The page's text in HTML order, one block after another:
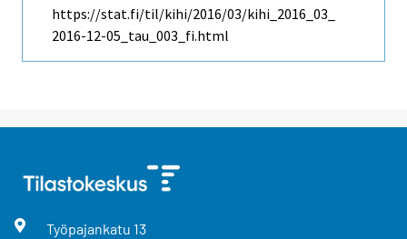
https://stat.fi/til/kihi/2016/03/kihi_2016_03_
2016-12-05_tau_003_fi.html
Työpajankatu 13